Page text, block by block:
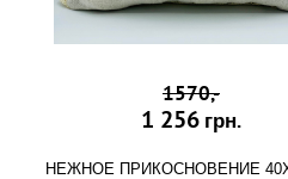
1570,-
1 256 грн.
НЕЖНОЕ ПРИКОСНОВЕНИЕ